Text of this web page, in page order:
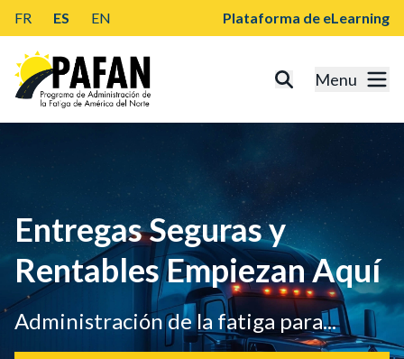
FR ES EN Plataforma de eLearning
Menu
Entregas Seguras y
Rentables Empiezan Aquí
Administración de la fatiga para...